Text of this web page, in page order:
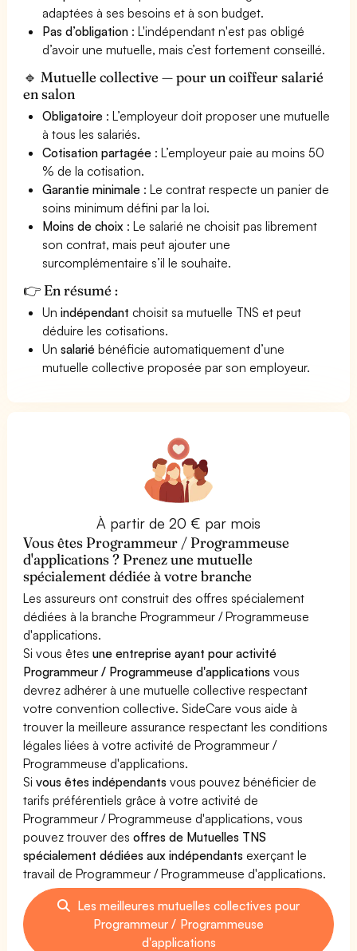
adaptées à ses besoins et à son budget.
Pas d’obligation : L'indépendant n'est pas obligé
d’avoir une mutuelle, mais c’est fortement conseillé.
🔹 Mutuelle collective — pour un coiffeur salarié
en salon
Obligatoire : L’employeur doit proposer une mutuelle
à tous les salariés.
Cotisation partagée : L’employeur paie au moins 50
% de la cotisation.
Garantie minimale : Le contrat respecte un panier de
soins minimum défini par la loi.
Moins de choix : Le salarié ne choisit pas librement
son contrat, mais peut ajouter une
surcomplémentaire s’il le souhaite.
👉 En résumé :
Unindépendant choisit sa mutuelle TNS et peut
déduire les cotisations.
Unsalarié bénéficie automatiquement d’une
mutuelle collective proposée par son employeur.
À partir de 20 € par mois
Vous êtes Programmeur / Programmeuse
d'applications ? Prenez une mutuelle
spécialement dédiée à votre branche
Les assureurs ont construit des offres spécialement
dédiées à la branche Programmeur / Programmeuse
d'applications.
Si vous êtesune entreprise ayant pour activité
Programmeur / Programmeuse d'applications vous
devrez adhérer à une mutuelle collective respectant
votre convention collective. SideCare vous aide à
trouver la meilleure assurance respectant les conditions
légales liées à votre activité de Programmeur /
Programmeuse d'applications.
Sivous êtes indépendants vous pouvez bénéficier de
tarifs préférentiels grâce à votre activité de
Programmeur / Programmeuse d'applications, vous
pouvez trouver desoffres de Mutuelles TNS
spécialement dédiées aux indépendants exerçant le
travail de Programmeur / Programmeuse d'applications.
Les meilleures mutuelles collectives pour
Programmeur / Programmeuse
d'applications